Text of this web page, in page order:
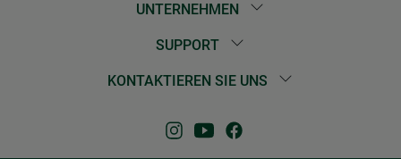
UNTERNEHMEN
SUPPORT
KONTAKTIEREN SIE UNS